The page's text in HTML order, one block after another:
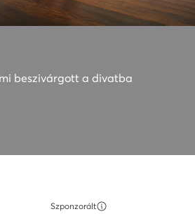
beszivárgott a divatba
Szponzorált